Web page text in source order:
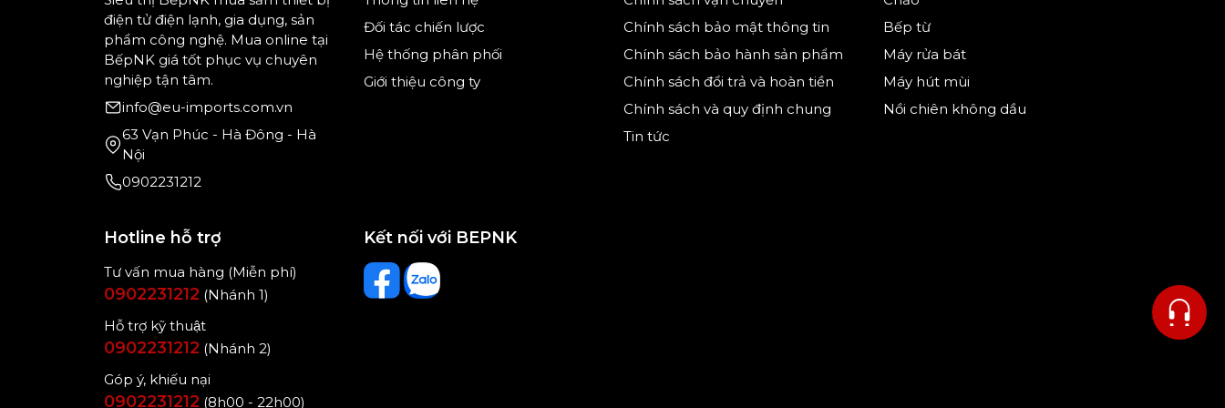
Với cấu trúc mặt đế tổ ong độc quyền, hơi nước được phân phối nhanh chóng qua các
kênh nhỏ giữa các tổ ong trên toàn bộ mặt đế, không giống như bàn ủi thông
thường. Màng hơi nước tạo ra cho phép bàn ủi lướt nhẹ nhàng nhưng hiệu quả trên đồ
giặt của bạn.
điện tử điện lạnh, gia dụng, sản
phẩm công nghệ. Mua online tại
BếpNK giá tốt phục vụ chuyên
nghiệp tận tâm.
info@eu-imports.com.vn
63 Vạn Phúc - Hà Đông - Hà
Nội
0902231212
Đối tác chiến lược
Hệ thống phân phối
Giới thiệu công ty
Chính sách bảo mật thông tin
Chính sách bảo hành sản phẩm
Chính sách đổi trả và hoàn tiền
Chính sách và quy định chung
Tin tức
Bếp từ
Máy rửa bát
Máy hút mùi
Nồi chiên không dầu
Hotline hỗ trợ
Tư vấn mua hàng (Miễn phí)
0902231212 (Nhánh 1)
Hỗ trợ kỹ thuật
0902231212 (Nhánh 2)
Góp ý, khiếu nại
0902231212 (8h00 - 22h00)
Kết nối với BEPNK